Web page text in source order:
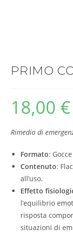
PRIMO
18,00 €
Rimedio di
Formato: Gocce
Contenuto:
all’uso.
Effetto
l’equilibrio
risposta
situazioni di